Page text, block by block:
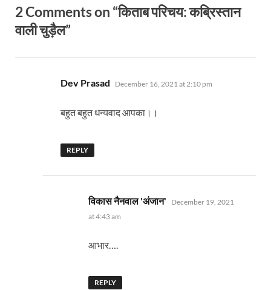
2 Comments on “किताब परिचय: कब्रिस्तान
वाली चुड़ैल”
Dev Prasad says:
December 16, 2021 at 2:10 pm
बहुत बहुत धन्यवाद आपका।।
REPLY
विकास नैनवाल 'अंजान' says:
December 19, 2021
at 4:43 am
आभार….
REPLY